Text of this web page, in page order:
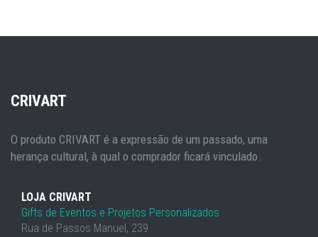
CRIVART
O produto CRIVART é a expressão de um passado, uma
herança cultural, à qual o comprador ficará vinculado.
LOJA CRIVART
Gifts de Eventos e Projetos Personalizados
Rua de Passos Manuel, 239